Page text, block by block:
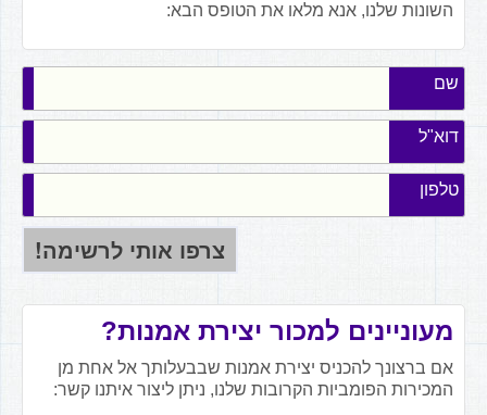
השונות שלנו, אנא מלאו את הטופס הבא:
שם
דוא"ל
טלפון
מעוניינים למכור יצירת אמנות?
אם ברצונך להכניס יצירת אמנות שבבעלותך אל אחת מן
המכירות הפומביות הקרובות שלנו, ניתן ליצור איתנו קשר: